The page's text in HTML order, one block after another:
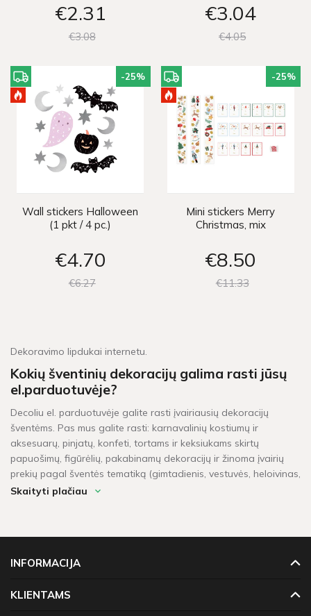
€2 31
€308
€3 04
€405
-25%
Wall stickers Halloween
(1 pkt / 4 pc.)
€4 70
€627
-25%
Mini stickers Merry
Christmas, mix
€8 50
€1133
Dekoravimo lipdukai internetu.
Kokių šventinių dekoracijų galima rasti jūsų
el.parduotuvėje?
Decoliu el. parduotuvėje galite rasti įvairiausių dekoracijų
šventėms. Pas mus galite rasti: karnavalinių kostiumų ir
aksesuarų, pinjatų, konfeti, tortams ir keksiukams skirtų
papuošimų, figūrėlių, pakabinamų dekoracijų ir žinoma įvairių
prekių pagal šventės tematiką (gimtadienis, vestuvės, heloivinas,
kalėdos, krikštynos, mergvakaris, „baby shower" ir t.t.).
Šventinės dekoracijos pažymėtos žaliu sandėlio ženkleliu yra
neturime, pristatymas gali užtrukti tarp 4 - 16 darbo dienų.
nemokamas pristatymas!
Skaityti plačiau
INFORMACIJA
KLIENTAMS